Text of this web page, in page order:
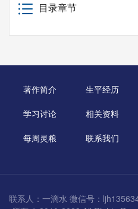
目录章节
著作简介 生平经历
学习讨论 相关资料
每周灵粮 联系我们
联系人：一滴水 微信号：